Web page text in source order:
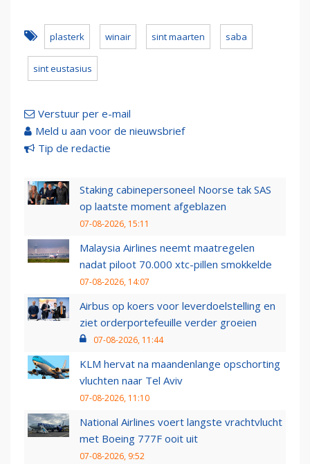
plasterk winair sint maarten saba
sint eustasius
Verstuur per e-mail
Meld u aan voor de nieuwsbrief
Tip de redactie
Staking cabinepersoneel Noorse tak SAS
op laatste moment afgeblazen
07-08-2026, 15:11
Malaysia Airlines neemt maatregelen
nadat piloot 70.000 xtc-pillen smokkelde
07-08-2026, 14:07
Airbus op koers voor leverdoelstelling en
ziet orderportefeuille verder groeien
07-08-2026, 11:44
KLM hervat na maandenlange opschorting
vluchten naar Tel Aviv
07-08-2026, 11:10
National Airlines voert langste vrachtvlucht
met Boeing 777F ooit uit
07-08-2026, 9:52